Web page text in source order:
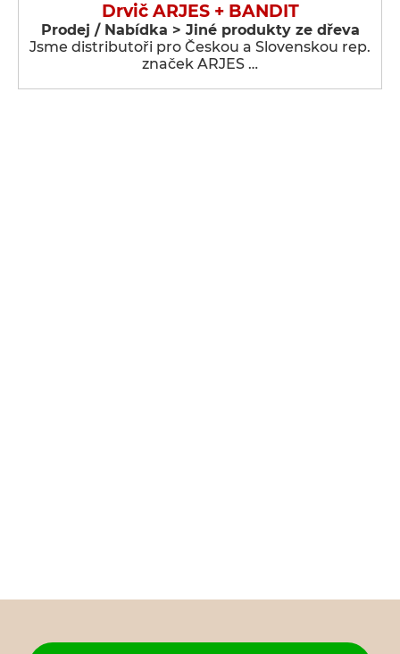
Drvič ARJES + BANDIT
Prodej / Nabídka > Jiné produkty ze dřeva
Jsme distributoři pro Českou a Slovenskou rep.
značek ARJES …